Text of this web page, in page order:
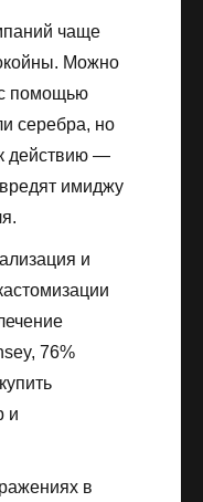
чаще
Можно
помощью
серебра, но
действию —
имиджу
и
76%
и
в